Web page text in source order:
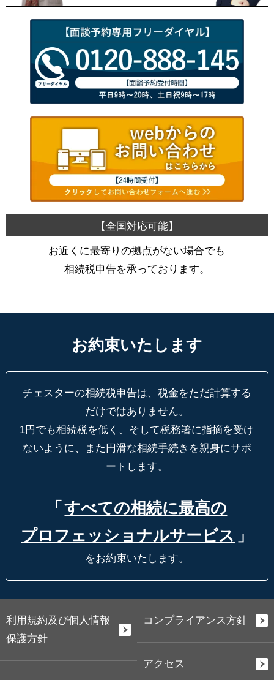
お近くに最寄りの拠点がない場合でも
相続税申告を承っております。
お約束いたします
チェスターの相続税申告は、税金をただ計算する
だけではありません。
1円でも相続税を低く、そして税務署に指摘を受け
ないように、
また円滑な相続手続きを親身にサポ
ートします。
「 すべての相続に最高の
プロフェッショナルサービス 」
をお約束いたします。
利用規約及び個人情報
保護方針
コンプライアンス方針
アクセス